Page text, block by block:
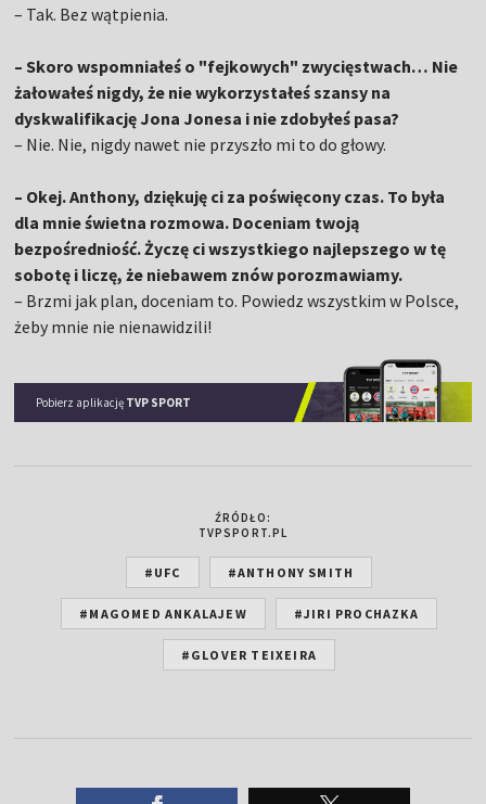
– Tak. Bez wątpienia.
– Skoro wspomniałeś o "fejkowych" zwycięstwach… Nie
żałowałeś nigdy, że nie wykorzystałeś szansy na
dyskwalifikację Jona Jonesa i nie zdobyłeś pasa?
– Nie. Nie, nigdy nawet nie przyszło mi to do głowy.
– Okej. Anthony, dziękuję ci za poświęcony czas. To była
dla mnie świetna rozmowa. Doceniam twoją
bezpośredniość. Życzę ci wszystkiego najlepszego w tę
sobotę i liczę, że niebawem znów porozmawiamy.
– Brzmi jak plan, doceniam to. Powiedz wszystkim w Polsce,
żeby mnie nie nienawidzili!
Pobierz aplikację TVP SPORT
ŹRÓDŁO:
TVPSPORT.PL
#UFC #ANTHONY SMITH
#MAGOMED ANKALAJEW #JIRI PROCHAZKA
#GLOVER TEIXEIRA